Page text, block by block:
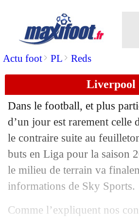
Actu foot> PL > Reds
Liverpool
Dans le football, et plus
d’un jour est rarement celle
le contraire suite au
buts en Liga pour la saison
le milieu de terrain va
informations de Sky Sports.
Comme l’expliquent nos
: Ramsdale
13/08 Atletico:
13/08 Côme: un mois
13/08 Lens: un jeune
13/08 Bordeaux : le club
13/08 Leipzig: Nusa, c'est
PSG : Coman